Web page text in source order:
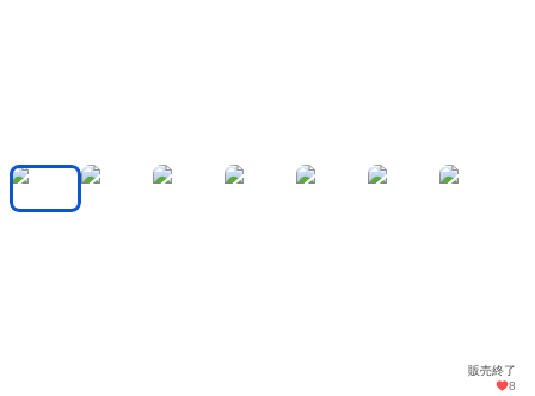
販売終了
8